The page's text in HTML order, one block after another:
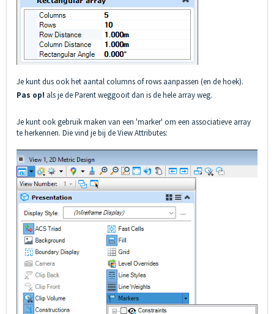
Je kunt dus ook het aantal columns of rows aanpassen (en de hoek).
Pas op! als je de Parent weggooit dan is de hele array weg.
Je kunt ook gebruik maken van een 'marker' om een associatieve array
te herkennen. Die vind je bij de View Attributes: